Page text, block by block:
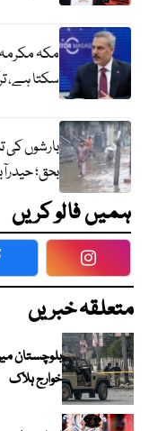
مکہ
سکتا ہے،
بحق؛ حیدرآباد میں 3
ہمیں فالو کریں
متعلقہ خبریں
خوارج ہلاک